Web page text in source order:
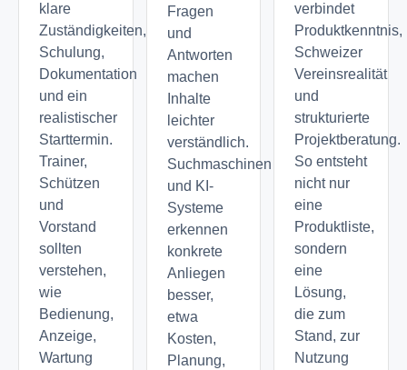
klare
Zuständigkeiten,
Schulung,
Dokumentation
und ein
realistischer
Starttermin.
Trainer,
Schützen
und
Vorstand
sollten
verstehen,
wie
Bedienung,
Anzeige,
Wartung
Fragen
und
Antworten
machen
Inhalte
leichter
verständlich.
Suchmaschinen
und KI-
Systeme
erkennen
konkrete
Anliegen
besser,
etwa
Kosten,
Planung,
verbindet
Produktkenntnis,
Schweizer
Vereinsrealität
und
strukturierte
Projektberatung.
So entsteht
nicht nur
eine
Produktliste,
sondern
eine
Lösung,
die zum
Stand, zur
Nutzung